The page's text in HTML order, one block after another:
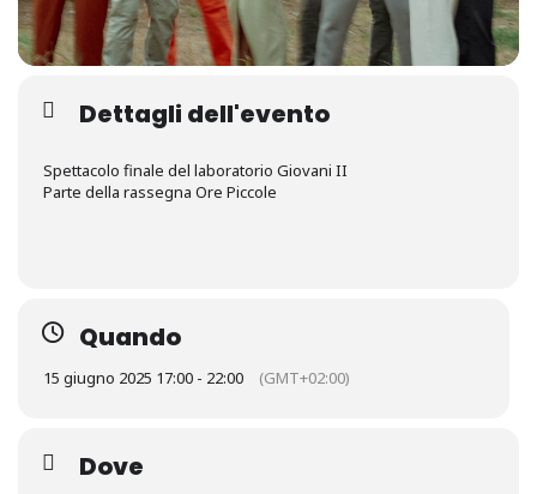
Dettagli dell'evento
Spettacolo finale del laboratorio Giovani II
Parte della rassegna Ore Piccole
Quando
15 giugno 2025 17:00 - 22:00 (GMT+02:00)
Dove